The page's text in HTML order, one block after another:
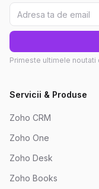
Primeste ultimele noutati
Servicii & Produse
Zoho CRM
Zoho One
Zoho Desk
Zoho Books